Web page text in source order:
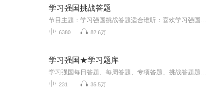
学习强国挑战答题
6380 82.6万
学习强国★学习题库
231 35.5万